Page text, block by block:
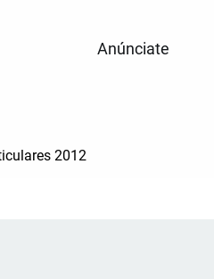
Anúnciate
2012